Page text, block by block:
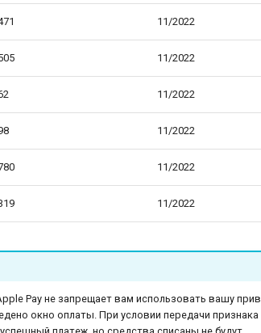
11/2022
11/2022
11/2022
11/2022
11/2022
11/2022
Pay не запрещает вам использовать вашу
окно оплаты. При условии передачи